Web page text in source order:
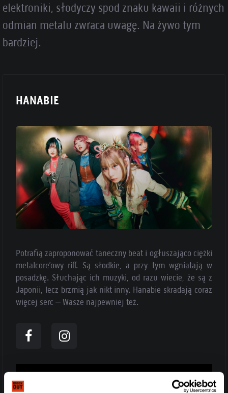
elektroniki, słodyczy spod znaku kawaii i różnych
odmian metalu zwraca uwagę. Na żywo tym
bardziej.
HANABIE
Potrafią zaproponować taneczny beat i ogłuszająco ciężki
metalcore’owy riff. Są słodkie, a przy tym wgniatają w
posadzkę. Słuchając ich muzyki, od razu wiecie, że są z
Japonii, lecz brzmią jak nikt inny. Hanabie skradają coraz
więcej serc – Wasze najpewniej też.